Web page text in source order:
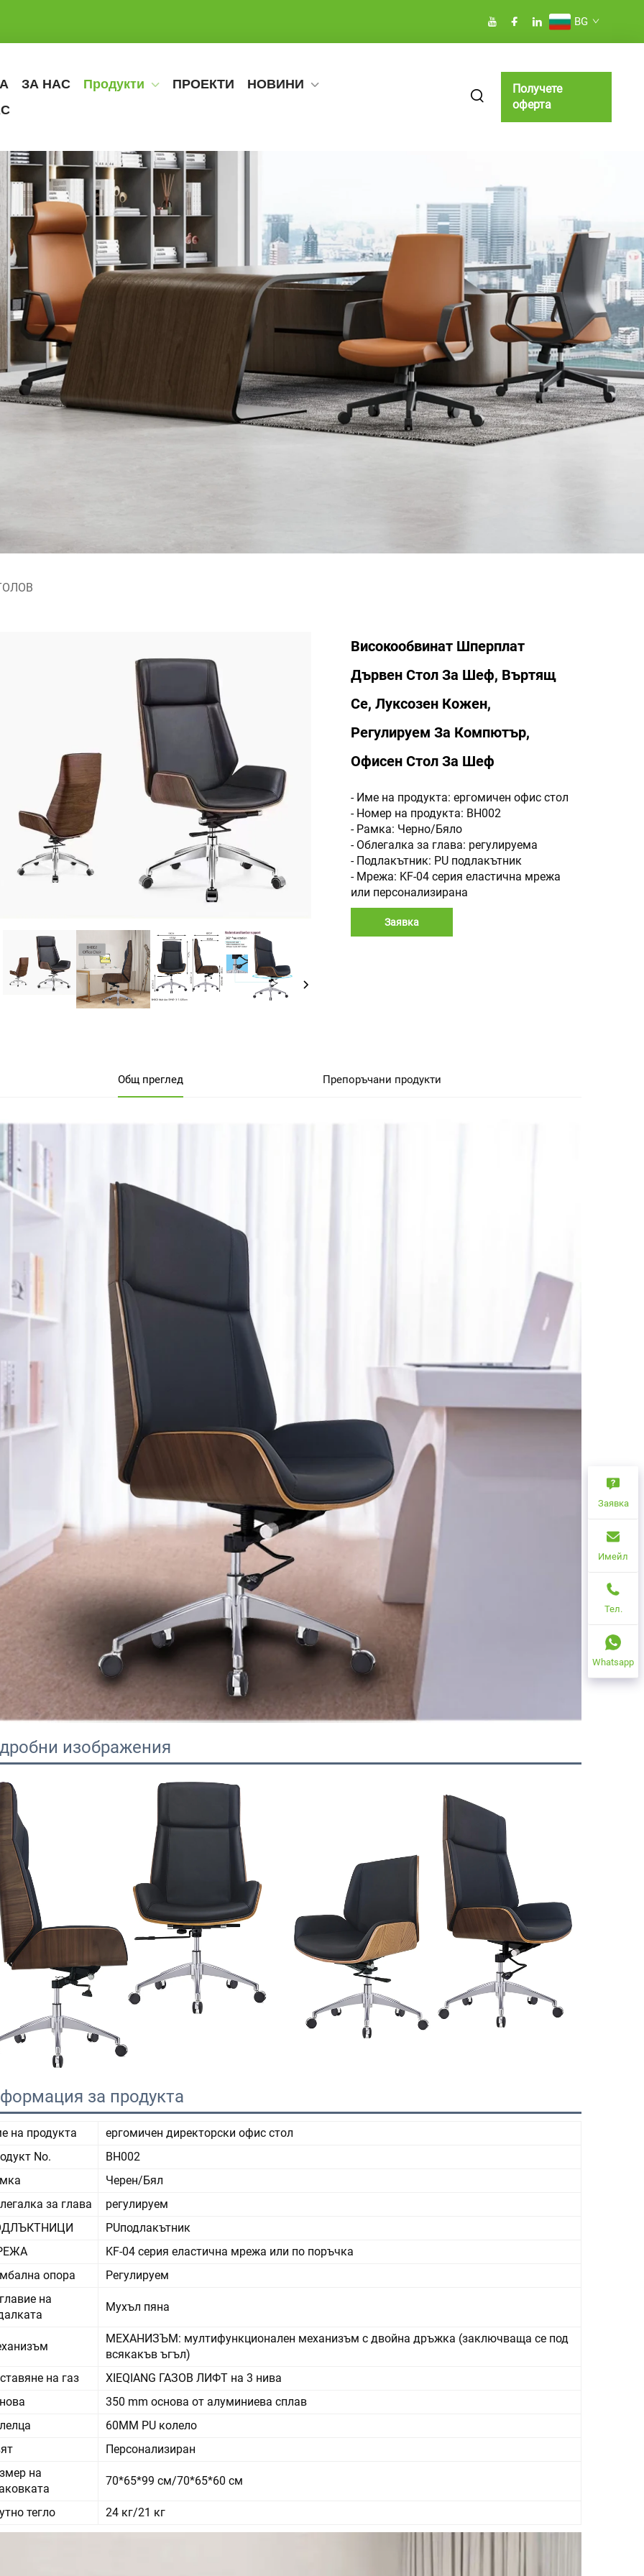
BG
ЗА НАС Продукти ПРОЕКТИ
НОВИНИ
Получете
оферта
Високообвинат Шперплат
Дървен Стол За Шеф, Въртящ
Се, Луксозен Кожен,
Регулируем За Компютър,
Офисен Стол За Шеф
- Име на продукта: ергомичен офис стол
- Номер на продукта: BH002
- Рамка: Черно/Бяло
- Облегалка за глава: регулируема
- Подлакътник: PU подлакътник
- Мрежа: KF-04 серия еластична мрежа
или персонализирана
Заявка
Общ преглед Препоръчани продукти
изображения
за продукта
на продукта
ергомичен директорски офис стол
No.
BH002
Черен/Бял
за глава
регулируем
PUподлакътник
KF-04 серия еластична мрежа или по поръчка
опора
Регулируем
на
Мухъл пяна
МЕХАНИЗЪМ: мултифункционален механизъм с двойна дръжка (заключваща се под
всякакъв ъгъл)
на газ
XIEQIANG ГАЗОВ ЛИФТ на 3 нива
350 mm основа от алуминиева сплав
60MM PU колело
Персонализиран
на
70*65*99 см/70*65*60 см
тегло 24 кг/21 кг
Заявка
Имейл
Тел.
Whatsapp